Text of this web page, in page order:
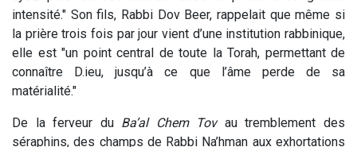
intensité." Son fils, Rabbi Dov Beer, rappelait que même si
la prière trois fois par jour vient d’une institution rabbinique,
elle est "un point central de toute la Torah, permettant de
connaître D.ieu, jusqu’à ce que l’âme perde de sa
matérialité."
De la ferveur du Ba’al Chem Tovau tremblement des
séraphins, des champs de Rabbi Na’hman aux exhortations